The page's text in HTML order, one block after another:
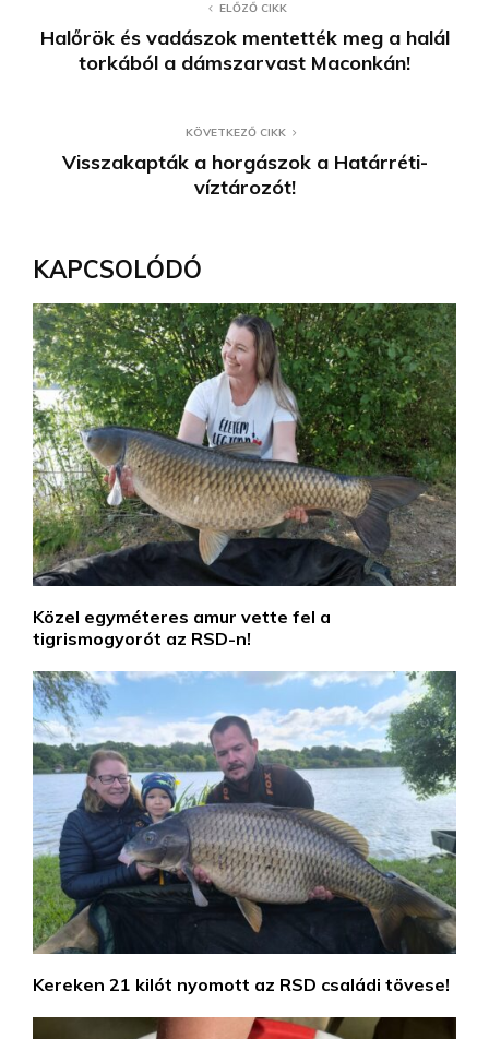
ELŐZŐ CIKK
Halőrök és vadászok mentették meg a halál
torkából a dámszarvast Maconkán!
KÖVETKEZŐ CIKK
Visszakapták a horgászok a Határréti-
víztározót!
KAPCSOLÓDÓ
Közel egyméteres amur vette fel a
tigrismogyorót az RSD-n!
Kereken 21 kilót nyomott az RSD családi tövese!